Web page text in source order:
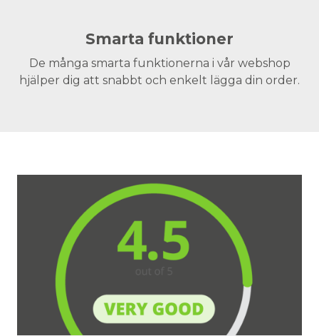
Smarta funktioner
De många smarta funktionerna i vår webshop
hjälper dig att snabbt och enkelt lägga din order.